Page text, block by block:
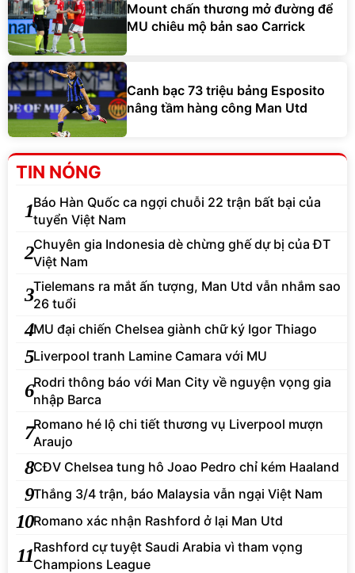
Mount chấn thương mở đường để
MU chiêu mộ bản sao Carrick
Canh bạc 73 triệu bảng Esposito
nâng tầm hàng công Man Utd
TIN NÓNG
1Báo Hàn Quốc ca ngợi chuỗi 22 trận bất bại của
tuyển Việt Nam
2Chuyên gia Indonesia dè chừng ghế dự bị của ĐT
Việt Nam
3Tielemans ra mắt ấn tượng, Man Utd vẫn nhắm sao
26 tuổi
4MU đại chiến Chelsea giành chữ ký Igor Thiago
5Liverpool tranh Lamine Camara với MU
6Rodri thông báo với Man City về nguyện vọng gia
nhập Barca
7Romano hé lộ chi tiết thương vụ Liverpool mượn
Araujo
8CĐV Chelsea tung hô Joao Pedro chỉ kém Haaland
9Thắng 3/4 trận, báo Malaysia vẫn ngại Việt Nam
10Romano xác nhận Rashford ở lại Man Utd
11Rashford cự tuyệt Saudi Arabia vì tham vọng
Champions League